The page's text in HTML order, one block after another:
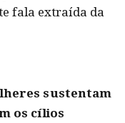
fala extraída da
sustentam
os cílios